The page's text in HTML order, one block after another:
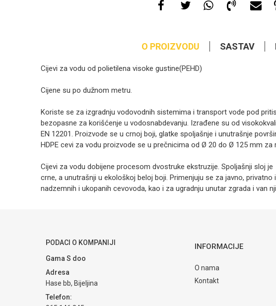
O PROIZVODU SASTAV
Cijevi za vodu od polietilena visoke gustine(PEHD)
Cijene su po dužnom metru.
Koriste se za izgradnju vodovodnih sistemima i transport vode pod
bezopasne za korišćenje u vodosnabdevanju. Izrađene su od
EN 12201. Proizvode se u crnoj boji, glatke spoljašnje i unutrašnje
HDPE cevi za vodu proizvode se u prečnicima od Ø 20 do Ø 125 mm za
Cijevi za vodu dobijene procesom dvostruke ekstruzije. Spoljašnji sloj je
crne, a unutrašnji u ekološkoj beloj boji. Primenjuju se za javno,
nadzemnih i ukopanih cevovoda, kao i za ugradnju unutar zgrada i van
Poruka
PODACI O KOMPANIJI
Gama S doo
Adresa
Hase bb, Bijeljina
Telefon:
INFORMACIJE
O nama
Kontakt